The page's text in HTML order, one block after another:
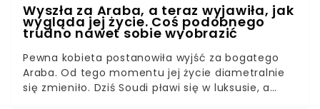
Wyszła za Araba, a teraz wyjawiła, jak
wygląda jej życie. Coś podobnego
trudno nawet sobie wyobrazić
Pewna kobieta postanowiła wyjść za bogatego
Araba. Od tego momentu jej życie diametralnie
się zmieniło. Dziś Soudi pławi się w luksusie, a